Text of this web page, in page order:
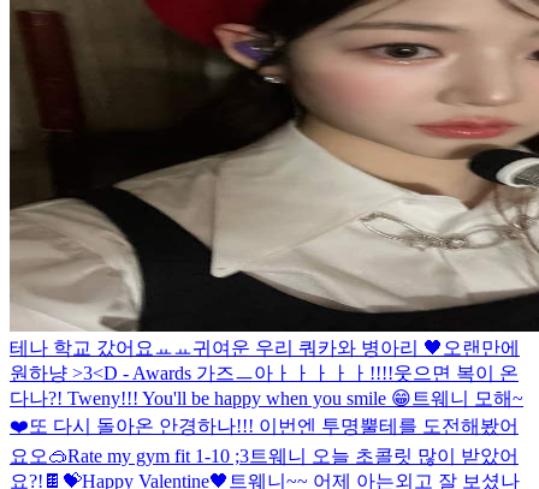
테나 학교 갔어요ㅛㅛ귀여운 우리 쿼카와 병아리 🖤 오랜만에
원하냥 >3<D - Awards 가즈ㅡ아ㅏㅏㅏㅏㅏ!!!!웃으면 복이 온
다나?! Tweny!!! You'll be happy when you smile 😁 트웨니 모해~
❤️또 다시 돌아온 안경하나!!! 이번엔 투명뿔테를 도전해봤어
요오🥽Rate my gym fit 1-10 ;3트웨니 오늘 초콜릿 많이 받았어
요?!🍫💝Happy Valentine🖤 트웨니~~ 어제 아는외고 잘 보셨나